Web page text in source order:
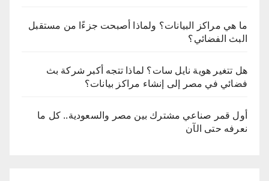
ما هي مراكز البيانات؟ ولماذا أصبحت جزءًا من مستقبل
البث الفضائي؟
هل تتغير هوية نايل سات؟ لماذا تتجه أكبر شركة بث
فضائي في مصر إلى إنشاء مراكز بيانات؟
أول قمر صناعي مشترك بين مصر والسعودية.. كل ما
نعرفه حتى الآن